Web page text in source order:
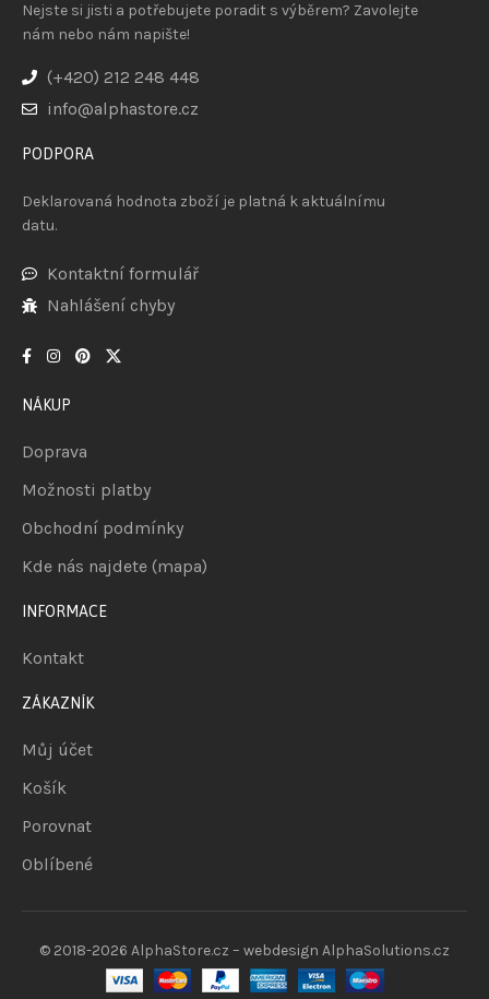
Nejste si jisti a potřebujete poradit s výběrem? Zavolejte
nám nebo nám napište!
(+420) 212 248 448
info@alphastore.cz
PODPORA
Deklarovaná hodnota zboží je platná k aktuálnímu
datu.
Kontaktní formulář
Nahlášení chyby
NÁKUP
Doprava
Možnosti platby
Obchodní podmínky
Kde nás najdete (mapa)
INFORMACE
Kontakt
ZÁKAZNÍK
Můj účet
Košík
Porovnat
Oblíbené
© 2018-2026 AlphaStore.cz – webdesign AlphaSolutions.cz